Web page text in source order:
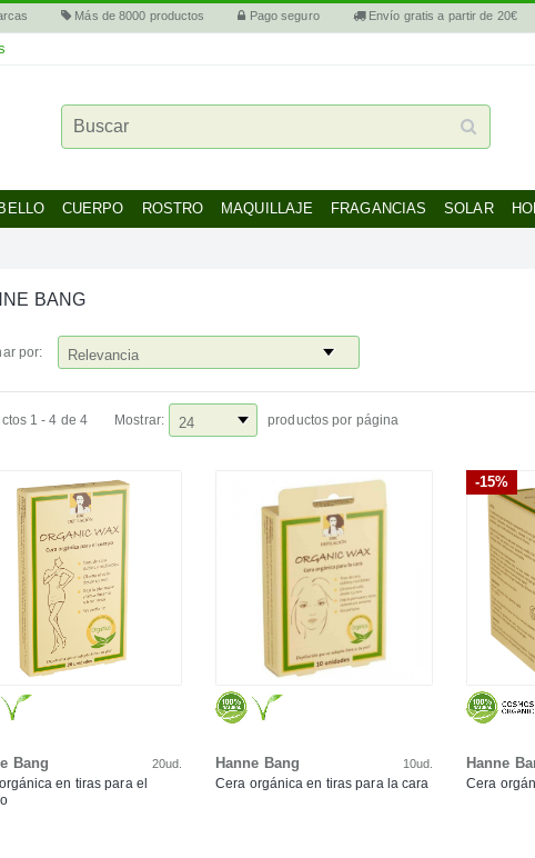
Más de 8000 productos Pago seguro Envío gratis a partir de 20€
CUERPO ROSTRO MAQUILLAJE FRAGANCIAS SOLAR
BANG
por:
1 - 4 de 4 Mostrar: productos por página
Bang 20ud.
en tiras para el
Hanne Bang 10ud.
Cera orgánica en tiras para la cara
-15%
Hanne
Cera